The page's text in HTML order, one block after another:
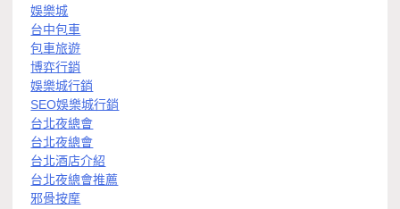
娛樂城
台中包車
包車旅遊
博弈行銷
娛樂城行銷
SEO娛樂城行銷
台北夜總會
台北夜總會
台北酒店介紹
台北夜總會推薦
邪骨按摩